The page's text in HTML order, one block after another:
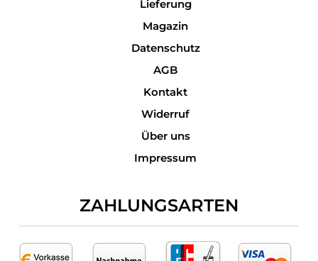
Lieferung
Magazin
Datenschutz
AGB
Kontakt
Widerruf
Über uns
Impressum
ZAHLUNGSARTEN